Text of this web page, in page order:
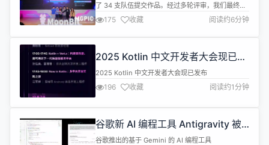
了 34 支队伍提交作品。经过多轮评审，我们最终择
优选出了 8 支决赛队伍在总决赛舞台上同台竞技。
与往届不同的是，今年的比赛不再局限于 WASM-
4，我们向所有参赛者提供了更完备的游戏开发工具
4 等框架，选手们可以自由选择最适合自己...
175 收藏 阅读约6分钟
2025 Kotlin 中文开发者大会现已发
布
2025 Kotlin 中文开发者大会现已发布
196 收藏 阅读约1分钟
谷歌新 AI 编程工具 Antigravity 被
曝重大安全漏洞
谷歌推出的基于 Gemini 的 AI 编程工具